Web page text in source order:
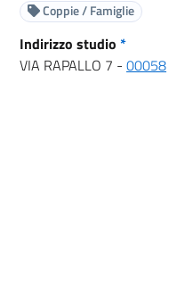
Coppie / Famiglie
Indirizzo studio *
VIA RAPALLO 7 - 00058